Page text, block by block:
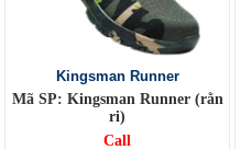
Kingsman Runner
Mã SP: Kingsman Runner (rằn
ri)
Call